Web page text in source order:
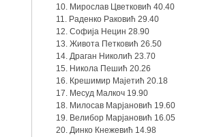
10. Мирослав Цветковић 40.40
11. Раденко Раковић 29.40
12. Софија Нецин 28.90
13. Живота Петковић 26.50
14. Драган Николић 23.70
15. Никола Пешић 20.26
16. Крешимир Мајетић 20.18
17. Месуд Малкоч 19.90
18. Милосав Марјановић 19.60
19. Велибор Марјановић 16.05
20. Динко Кнежевић 14.98